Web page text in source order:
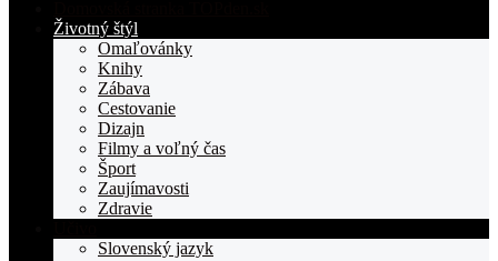
Životný štýl
Omaľovánky
Knihy
Zábava
Cestovanie
Dizajn
Filmy a voľný čas
Šport
Zaujímavosti
Zdravie
Slovenský jazyk